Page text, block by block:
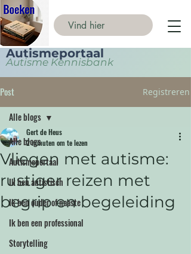
Autismeportaal
Autisme Kennisbank
Post Registreren
Alle blogs
Autismeportaal
Ik ben autistisch
Ik ben ouder of naaste
Ik ben een professional
Storytelling
Alle blogs
Vliegen met autisme:
rustiger reizen met
begrip en begeleiding
Gert de Heus
2 minuten om te lezen